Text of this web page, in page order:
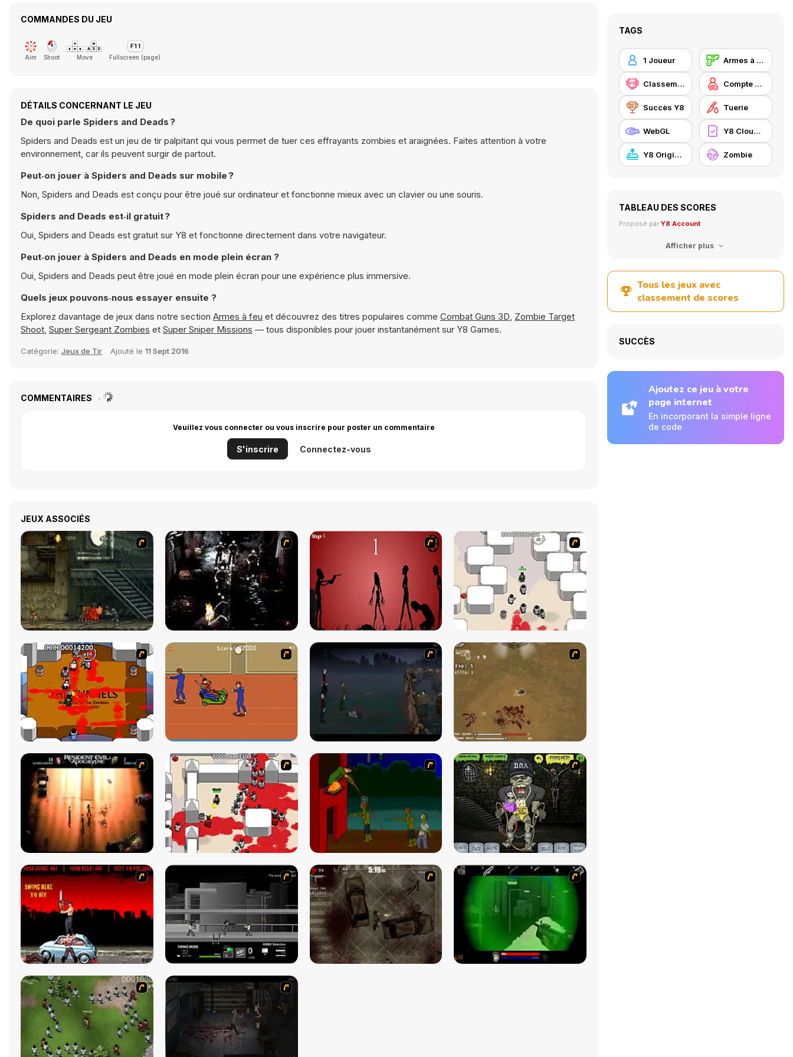
COMMANDES DU JEU
Aim Shoot Move Fullscreen (page)
DÉTAILS CONCERNANT LE JEU
De quoi parle Spiders and Deads ?
Spiders and Deads est un jeu de tir palpitant qui vous permet de tuer ces effrayants zombies et araignées. Faites attention à votre
environnement, car ils peuvent surgir de partout.
Peut‑on jouer à Spiders and Deads sur mobile ?
Non, Spiders and Deads est conçu pour être joué sur ordinateur et fonctionne mieux avec un clavier ou une souris.
Spiders and Deads est‑il gratuit ?
Oui, Spiders and Deads est gratuit sur Y8 et fonctionne directement dans votre navigateur.
Peut‑on jouer à Spiders and Deads en mode plein écran ?
Oui, Spiders and Deads peut être joué en mode plein écran pour une expérience plus immersive.
Quels jeux pouvons‑nous essayer ensuite ?
Explorez davantage de jeux dans notre section Armes à feu et découvrez des titres populaires comme Combat Guns 3D, Zombie Target
Shoot, Super Sergeant Zombies et Super Sniper Missions — tous disponibles pour jouer instantanément sur Y8 Games.
Catégorie: Jeux de Tir Ajouté le 11 Sept 2016
COMMENTAIRES
Veuillez vous connecter ou vous inscrire pour poster un commentaire
S'inscrire Connectez-vous
JEUX ASSOCIÉS
TAGS
1 Joueur Armes à feu
Classement Y8 Compte Y8
Succès Y8 Tuerie
WebGL Y8 Cloud Save
Y8 Originals Zombie
TABLEAU DES SCORES
Proposé par Y8 Account
Afficher plus
Tous les jeux avec
classement de scores
SUCCÈS
Ajoutez ce jeu à votre
page internet
En incorporant la simple ligne
de code